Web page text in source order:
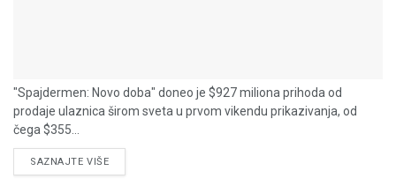
"Spajdermen: Novo doba" doneo je $927 miliona prihoda od
prodaje ulaznica širom sveta u prvom vikendu prikazivanja, od
čega $355...
SAZNAJTE VIŠEDETAILS